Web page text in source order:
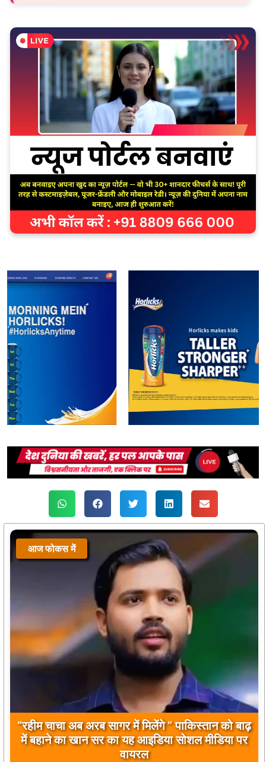
आज फोकस में
बिलावल भुट्टो द्वारा सिंधु नदी और भारत को लेकर दिए गए
बयान पर भारत के केंद्रीय मंत्रियों की कड़ी प्रतिक्रिया